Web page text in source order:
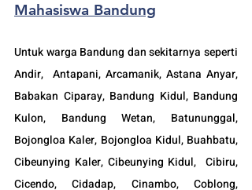
Mahasiswa Bandung
Andir,  Antapani, Arcamanik, Astana Anyar,
Babakan Ciparay, Bandung Kidul, Bandung
Kulon, Bandung Wetan, Batununggal,
Bojongloa Kaler, Bojongloa Kidul, Buahbatu,
Cibeunying Kaler, Cibeunying Kidul,  Cibiru,
Cicendo, Cidadap, Cinambo, Coblong,